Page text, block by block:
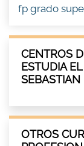
fp grado
CENTROS
ESTUDIA
SEBASTIAN
OTROS